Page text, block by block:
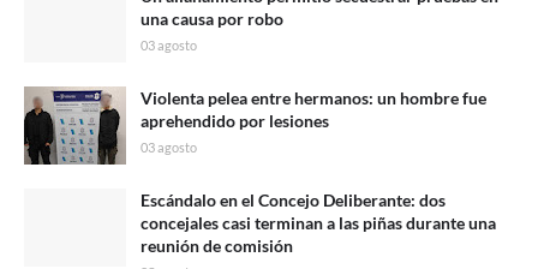
una causa por robo
03 agosto
Violenta pelea entre hermanos: un hombre fue
aprehendido por lesiones
03 agosto
Escándalo en el Concejo Deliberante: dos
concejales casi terminan a las piñas durante una
reunión de comisión